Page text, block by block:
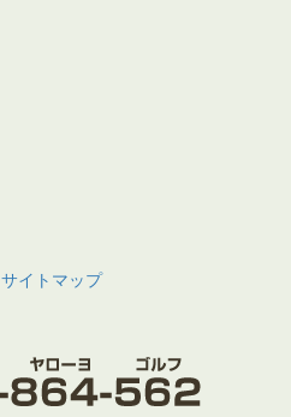
サイトマップ